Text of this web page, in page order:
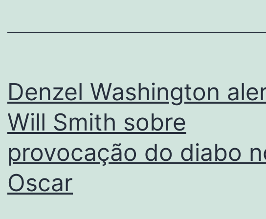
Denzel Washington
Will Smith sobre
provocação do diabo
Oscar